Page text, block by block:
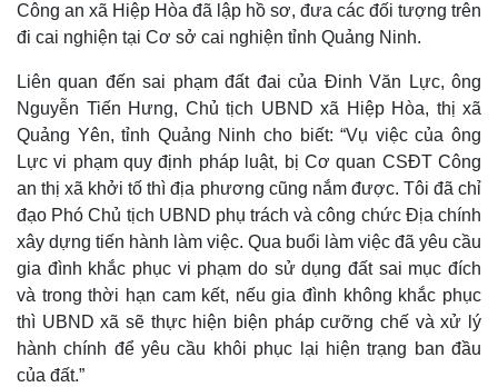
Kinh tế
Khởi nghiệp
Thị trường
Tiêu dùng
Tỷ giá
Chứng khoán
Công an xã Hiệp Hòa đã lập hồ sơ, đưa các đối tượng trên
đi cai nghiện tại Cơ sở cai nghiện tỉnh Quảng Ninh.
Liên quan đến sai phạm đất đai của Đinh Văn Lực, ông
Nguyễn Tiến Hưng, Chủ tịch UBND xã Hiệp Hòa, thị xã
Quảng Yên, tỉnh Quảng Ninh cho biết: “Vụ việc của ông
Lực vi phạm quy định pháp luật, bị Cơ quan CSĐT Công
an thị xã khởi tố thì địa phương cũng nắm được. Tôi đã chỉ
đạo Phó Chủ tịch UBND phụ trách và công chức Địa chính
xây dựng tiến hành làm việc. Qua buổi làm việc đã yêu cầu
gia đình khắc phục vi phạm do sử dụng đất sai mục đích
và trong thời hạn cam kết, nếu gia đình không khắc phục
thì UBND xã sẽ thực hiện biện pháp cưỡng chế và xử lý
hành chính để yêu cầu khôi phục lại hiện trạng ban đầu
của đất.”